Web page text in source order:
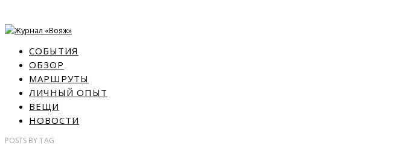
СОБЫТИЯ
ОБЗОР
МАРШРУТЫ
ЛИЧНЫЙ ОПЫТ
ВЕЩИ
НОВОСТИ
POSTS BYTAG